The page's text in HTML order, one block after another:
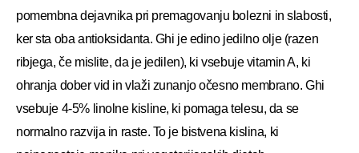
pomembna dejavnika pri premagovanju bolezni in slabosti,
ker sta oba antioksidanta. Ghi je edino jedilno olje (razen
ribjega, če mislite, da je jedilen), ki vsebuje vitamin A, ki
ohranja dober vid in vlaži zunanjo očesno membrano. Ghi
vsebuje 4-5% linolne kisline, ki pomaga telesu, da se
normalno razvija in raste. To je bistvena kislina, ki